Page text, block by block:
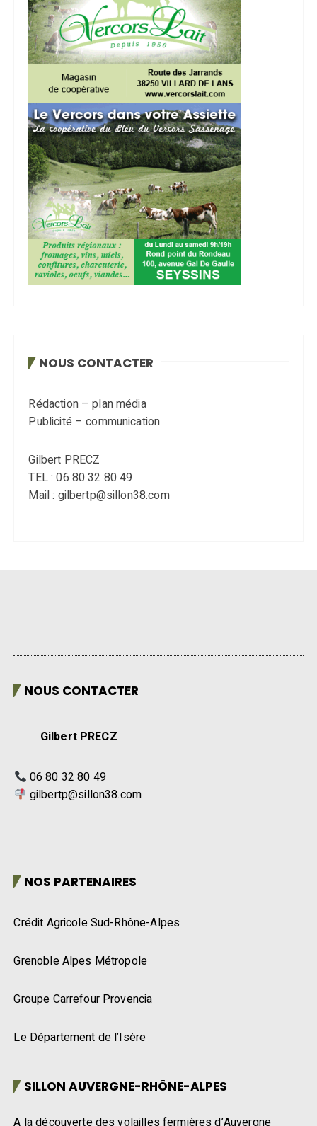
NOUS CONTACTER
Rédaction – plan média
Publicité – communication
Gilbert PRECZ
TEL : 06 80 32 80 49
Mail : gilbertp@sillon38.com
NOUS CONTACTER
Gilbert PRECZ
06 80 32 80 49
gilbertp@sillon38.com
NOS PARTENAIRES
Crédit Agricole Sud-Rhône-Alpes
Grenoble Alpes Métropole
Groupe Carrefour Provencia
Le Département de l’Isère
SILLON AUVERGNE-RHÔNE-ALPES
A la découverte des volailles fermières d’Auvergne